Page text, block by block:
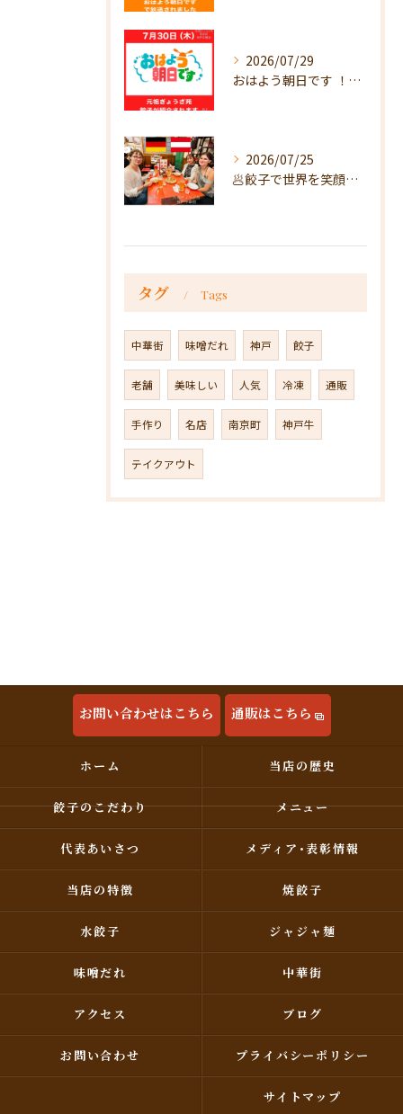
2026/07/29
おはよう朝日です ！で放送
2026/07/25
🥟餃子で世界を笑顔に🥟
タグ Tags
中華街 味噌だれ 神戸 餃子
老舗 美味しい 人気 冷凍 通販
手作り 名店 南京町 神戸牛
テイクアウト
お問い合わせはこちら 通販はこちら
ホーム 当店の歴史
餃子のこだわり メニュー
代表あいさつ メディア･表彰情報
当店の特徴 焼餃子
水餃子 ジャジャ麺
味噌だれ 中華街
アクセス ブログ
お問い合わせ プライバシーポリシー
サイトマップ